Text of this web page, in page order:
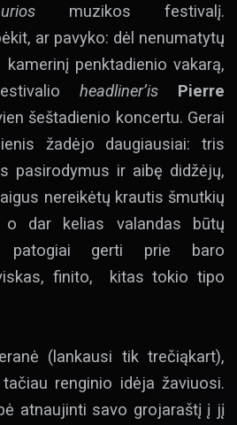
muzikos festivalį.
ar pavyko: dėl nenumatytų
penktadienio vakarą,
headliner’is
Pierre
šeštadienio koncertu. Gerai
žadėjo daugiausiai: tris
pasirodymus ir aibę didžėjų,
nereikėtų krautis šmutkių
dar kelias valandas būtų
gerti prie baro
finito, kitas tokio tipo
(lankausi tik trečiąkart),
renginio idėja žaviuosi.
atnaujinti savo grojaraštį į jį